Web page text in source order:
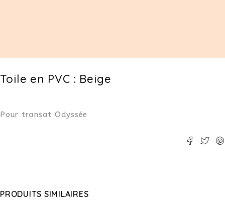
Toile en PVC : Beige
Pour transat Odyssée
PRODUITS SIMILAIRES